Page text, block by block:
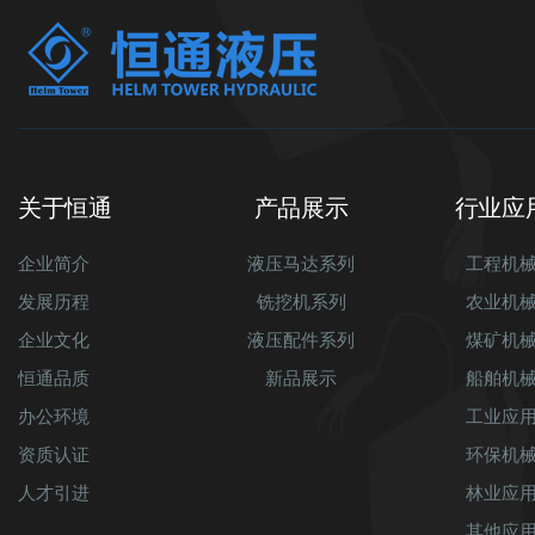
关于恒通
企业简介
发展历程
企业文化
恒通品质
办公环境
资质认证
人才引进
产品展示
液压马达系列
铣挖机系列
液压配件系列
新品展示
行业应
工程机
农业机
煤矿机
船舶机
工业应
环保机
林业应